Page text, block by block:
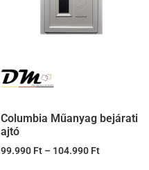
Columbia Műanyag bejárati
ajtó
99.990 Ft – 104.990 Ft